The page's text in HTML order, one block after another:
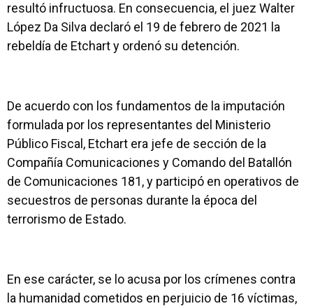
resultó infructuosa. En consecuencia, el juez Walter
López Da Silva declaró el 19 de febrero de 2021 la
rebeldía de Etchart y ordenó su detención.
De acuerdo con los fundamentos de la imputación
formulada por los representantes del Ministerio
Público Fiscal, Etchart era jefe de sección de la
Compañía Comunicaciones y Comando del Batallón
de Comunicaciones 181, y participó en operativos de
secuestros de personas durante la época del
terrorismo de Estado.
En ese carácter, se lo acusa por los crímenes contra
la humanidad cometidos en perjuicio de 16 víctimas,